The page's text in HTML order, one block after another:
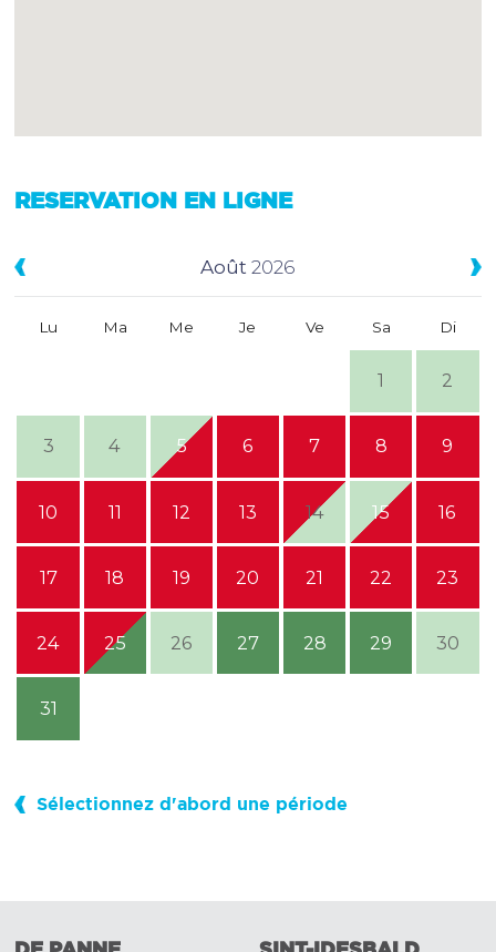
RESERVATION EN LIGNE
Août 2026
Lu Ma Me Je Ve Sa Di
1 2
3 4 5 6 7 8 9
10 11 12 13 14 15 16
17 18 19 20 21 22 23
24 25 26 27 28 29 30
31
Sélectionnez d'abord une période